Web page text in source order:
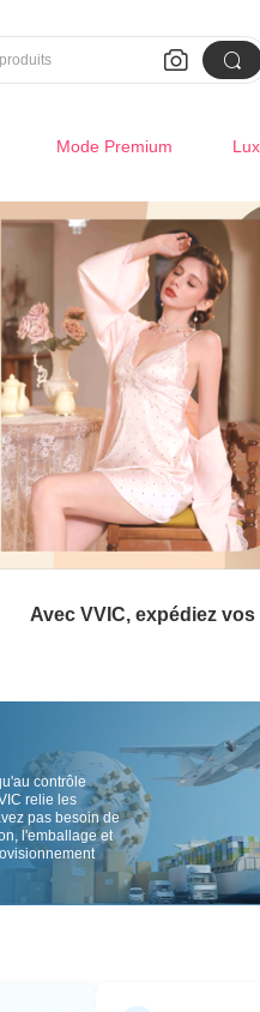
 
Mode Premium
Avec VVIC, expédiez
contrôle
relie les
pas besoin de
l'emballage et